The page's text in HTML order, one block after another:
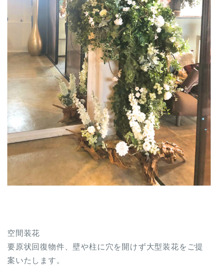
空間装花
要原状回復物件、壁や柱に穴を開けず大型装花をご提
案いたします。